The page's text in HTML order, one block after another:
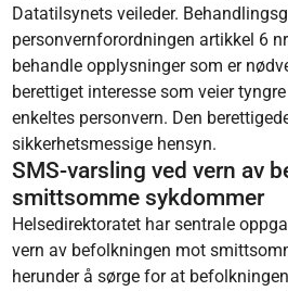
Datatilsynets veileder.
personvernforordningen artikkel 6
behandle opplysninger som er
berettiget interesse som veier
enkeltes personvern. Den
sikkerhetsmessige hensyn.
SMS-varsling ved vern av
smittsomme sykdommer
Helsedirektoratet har sentrale
vern av befolkningen mot
herunder å sørge for at